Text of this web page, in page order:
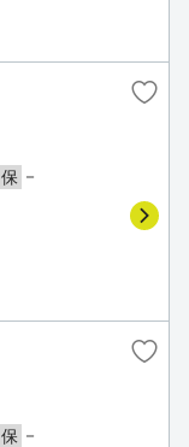
保 －
保 －